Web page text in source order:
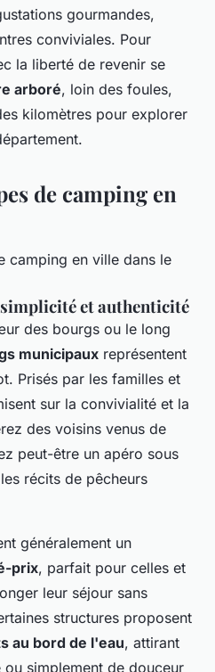
gourmandes,
conviviales. Pour
la liberté de revenir se
arboré, loin des foules,
kilomètres pour explorer
de camping en
et authenticité
des bourgs ou le long
municipaux représentent
Prisés par les familles et
sur la convivialité et la
des voisins venus de
peut-être un apéro sous
récits de pêcheurs
généralement un
prix, parfait pour celles et
leur séjour sans
structures proposent
au bord de l'eau, attirant
simplement de douceur